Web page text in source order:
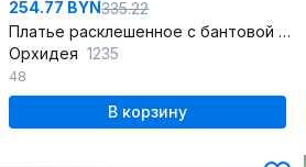
254.77 BYN335.22
Платье расклешенное с бантовой складкой и резинкой по талии
Орхидея 1235
48
В корзину